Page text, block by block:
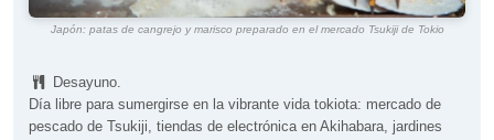
Japón: patas de cangrejo y marisco preparado en el mercado Tsukiji de Tokio
Desayuno.
Día libre para sumergirse en la vibrante vida tokiota: mercado de
pescado de Tsukiji, tiendas de electrónica en Akihabara, jardines